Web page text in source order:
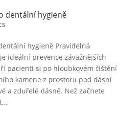
dentální hygieně
hygieně Pravidelná
ideální prevence závažnějších
pacienti si po hloubkovém čištění
kamene z prostoru pod dásní
a zduřelé dásně. Než začnete